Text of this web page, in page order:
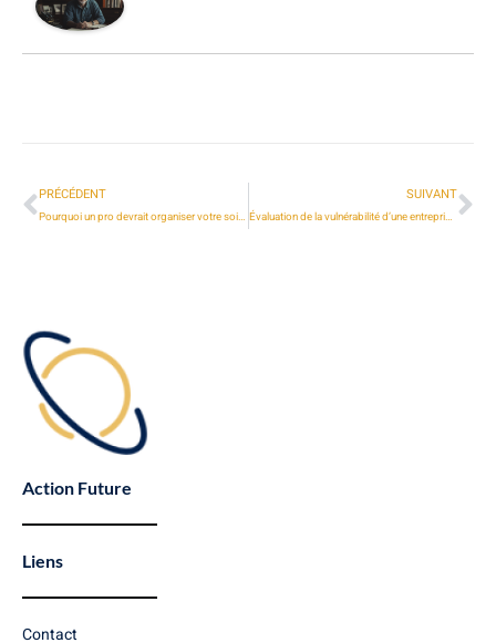
PRÉCÉDENT
Pourquoi un pro devrait organiser votre soirée d’entreprise ? Avantages et expertise pour un événement réussi
SUIVANT
Évaluation de la vulnérabilité d’une entreprise : ne pas attendre le sinistre
Action Future
Liens
Contact